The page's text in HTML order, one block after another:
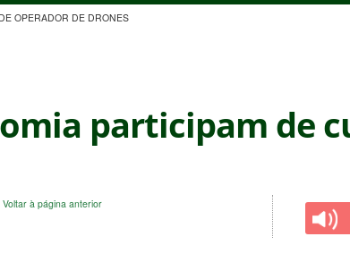
OPERADOR DE DRONES
participam de
Voltar à página anterior